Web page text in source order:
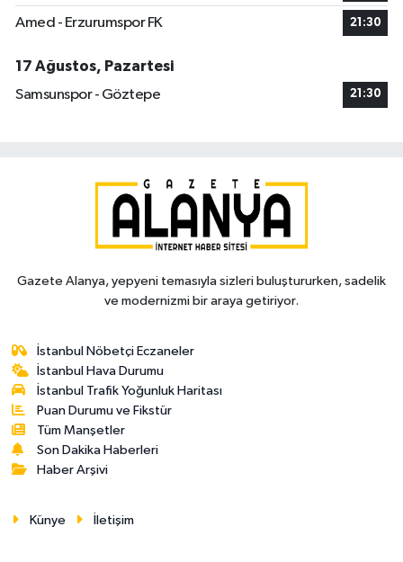
Amed - Erzurumspor FK 21:30
17 Ağustos, Pazartesi
Samsunspor - Göztepe
21:30
Gazete Alanya, yepyeni temasıyla sizleri buluştururken, sadelik
ve modernizmi bir araya getiriyor.
İstanbul Nöbetçi Eczaneler
İstanbul Hava Durumu
İstanbul Trafik Yoğunluk Haritası
Puan Durumu ve Fikstür
Tüm Manşetler
Son Dakika Haberleri
Haber Arşivi
Künye İletişim